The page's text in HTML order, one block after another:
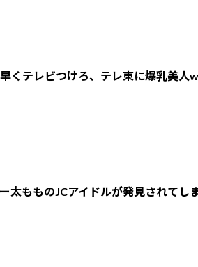
早くテレビつけろ、テレ東に爆乳美
ー太もものJCアイドルが発見されてし